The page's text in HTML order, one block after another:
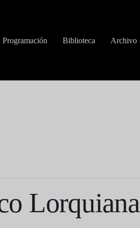
Programación Biblioteca Archivo
Lorquiana